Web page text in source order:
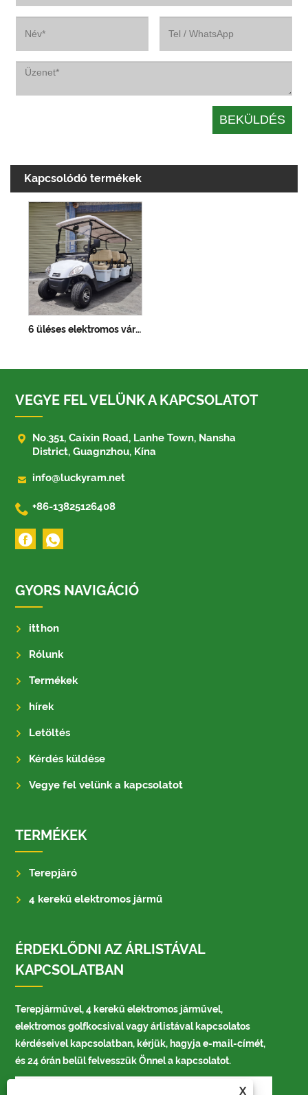
Kapcsolódó termékek
6 üléses elektromos városnéző autó
X
VEGYE FEL VELÜNK A KAPCSOLATOT

No.351, Caixin Road, Lanhe Town, Nansha
District, Guagnzhou, Kína
 info@luckyram.net
 +86-13825126408
GYORS NAVIGÁCIÓ
itthon
Rólunk
Termékek
hírek
Letöltés
Kérdés küldése
Vegye fel velünk a kapcsolatot
TERMÉKEK
Terepjáró
4 kerekű elektromos jármű
ÉRDEKLŐDNI AZ ÁRLISTÁVAL
KAPCSOLATBAN
Terepjárművel, 4 kerekű elektromos járművel,
elektromos golfkocsival vagy árlistával kapcsolatos
kérdéseivel kapcsolatban, kérjük, hagyja e-mail-címét,
és 24 órán belül felvesszük Önnel a kapcsolatot.